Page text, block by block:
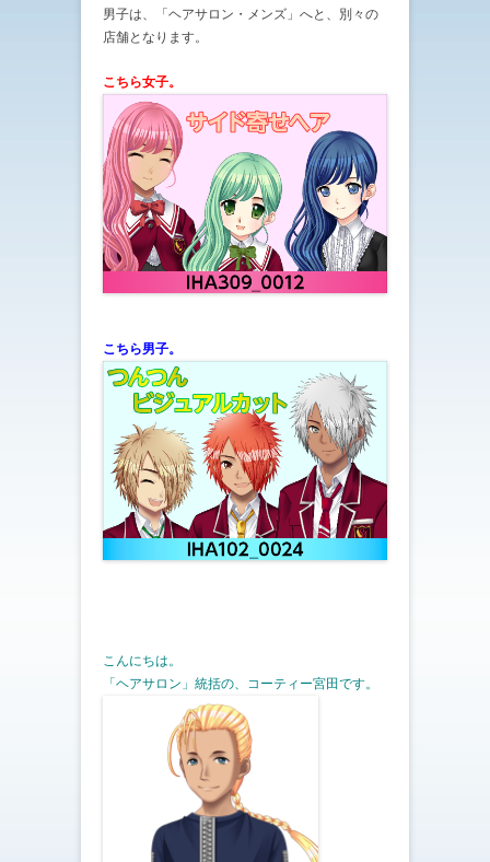
男子は、「ヘアサロン・メンズ」へと、別々の
店舗となります。
こちら女子。
こちら男子。
こんにちは。
「ヘアサロン」統括の、コーティー宮田です。